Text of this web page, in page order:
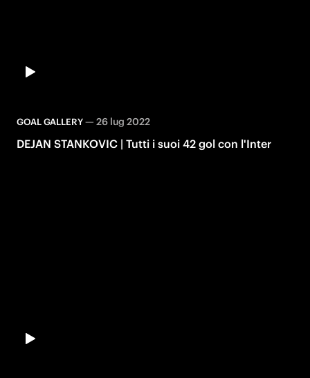
GOAL GALLERY— 26 lug 2022
DEJAN STANKOVIC | Tutti i suoi 42 gol con l'Inter